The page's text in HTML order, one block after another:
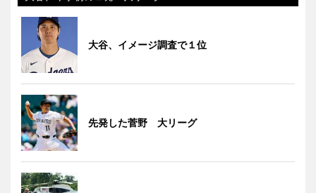
大谷、イメージ調査で１位
先発した菅野 大リーグ